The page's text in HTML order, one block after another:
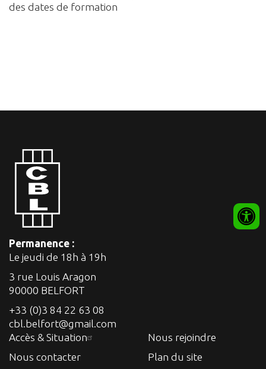
des dates de formation
Permanence :
Le jeudi de 18h à 19h
3 rue Louis Aragon
90000 BELFORT
+33 (0)3 84 22 63 08
cbl.belfort@gmail.com
Accès & Situation
Nous contacter
Nous rejoindre
Plan du site